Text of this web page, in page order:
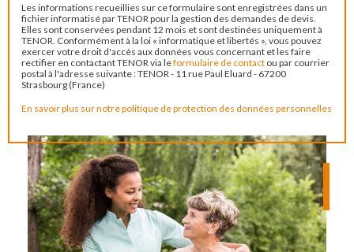
Les informations recueillies sur ce formulaire sont enregistrées dans un
fichier informatisé par TENOR pour la gestion des demandes de devis.
Elles sont conservées pendant 12 mois et sont destinées uniquement à
TENOR. Conformément à la loi « informatique et libertés », vous pouvez
exercer votre droit d'accès aux données vous concernant et les faire
rectifier en contactant TENOR via leformulaire de contact ou par courrier
postal à l'adresse suivante : TENOR - 11 rue Paul Eluard - 67200
Strasbourg (France)
En savoir plus sur notre politique de protection des données personnelles